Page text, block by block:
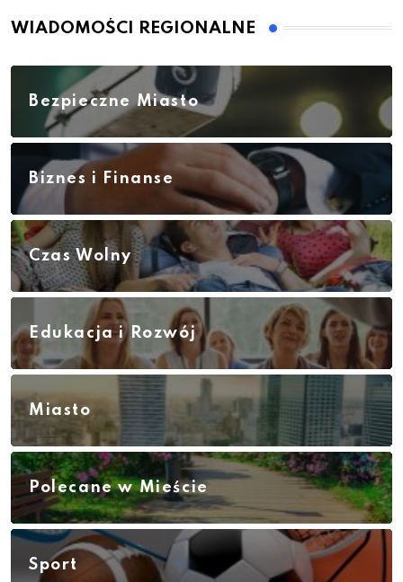
WIADOMOŚCI REGIONALNE
Bezpieczne Miasto
Biznes i Finanse
Czas Wolny
Edukacja i Rozwój
Miasto
Polecane w Mieście
Sport